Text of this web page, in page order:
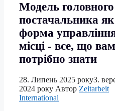
Модель головного
постачальника як
форма
місці - все, що вам
потрібно знати
28. Липень 2025 року3.
2024 року Автор Zeitarbeit
International